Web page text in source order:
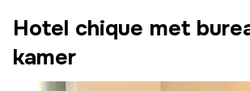
Hotel chique met
kamer